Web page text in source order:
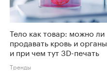
Тело как товар: можно ли
продавать кровь и органы
и при чем тут 3D-печать
Тренды